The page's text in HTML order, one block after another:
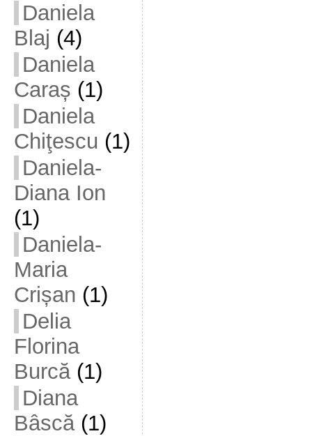
Daniela
Blaj (4)
Daniela
Caraș (1)
Daniela
Chiţescu (1)
Daniela-
Diana Ion
(1)
Daniela-
Maria
Crișan (1)
Delia
Florina
Burcă(1)
Diana
Bâscă(1)